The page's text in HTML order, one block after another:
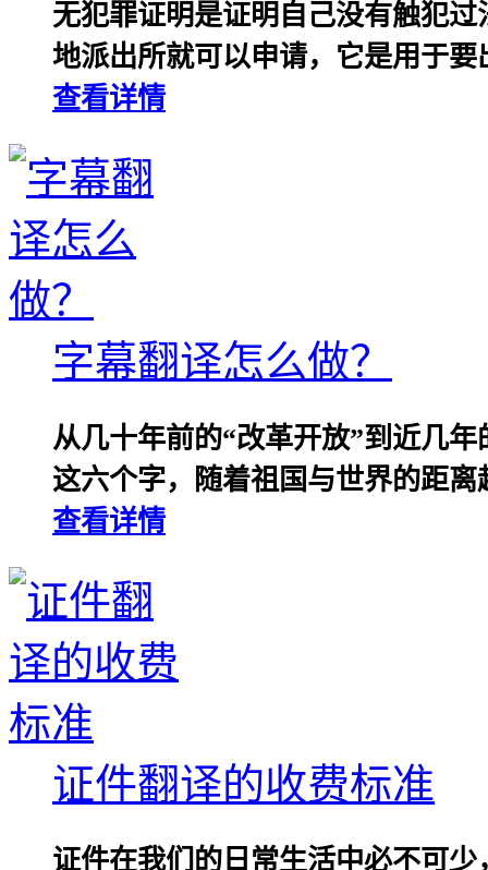
无犯罪证明是证明自己没有触犯
地派出所就可以申请，它是用于
查看详情
字幕翻译怎么做？
从几十年前的“改革开放”到近几
这六个字，随着祖国与世界的距
查看详情
证件翻译的收费标准
证件在我们的日常生活中必不可